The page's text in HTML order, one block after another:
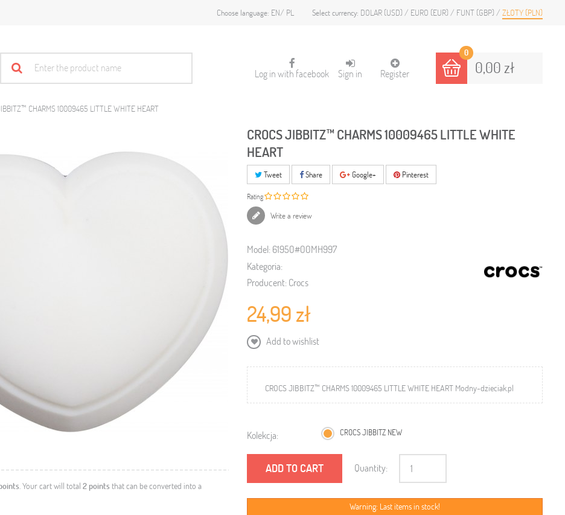
Select currency: DOLAR (USD) EURO (EUR) FUNT (GBP) ZŁOTY (PLN)
Choose language: EN PL
0
0,00 zł
Sign in Register
Log in with facebook
CHARMS 10009465 LITTLE WHITE HEART
. Your cart will total 2points that can be converted into a
CROCS JIBBITZ™ CHARMS 10009465 LITTLE WHITE
HEART
Tweet Share Google+ Pinterest
Rating
Write a review
Model: 61950#00MH997
Kategoria:
Producent: Crocs
24,99 zł
Add to wishlist
CROCS JIBBITZ™ CHARMS 10009465 LITTLE WHITE HEART Modny-dzieciak.pl
Kolekcja: CROCS JIBBITZ NEW
ADD TO CART Quantity:
Warning: Last items in stock!